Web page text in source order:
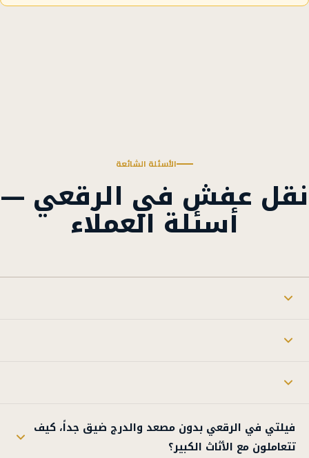
الأسئلة الشائعة
نقل عفش في الرقعي —
أسئلة العملاء
فيلتي في الرقعي بدون مصعد والدرج ضيق جداً، كيف
تتعاملون مع الأثاث الكبير؟